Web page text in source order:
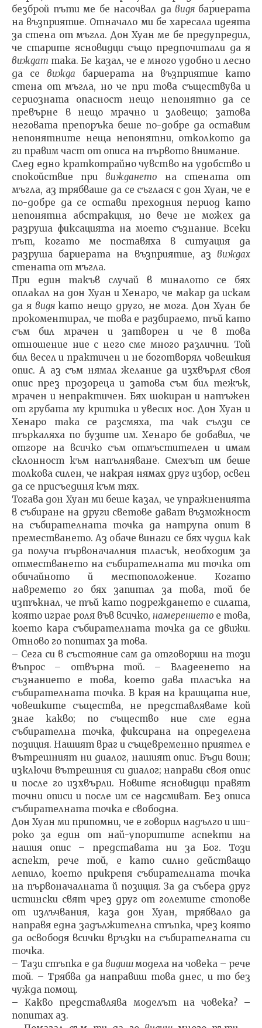
безброй пъти ме бе насочвал давидя бариерата
на възп­риятие. Отначало ми бе харесала идеята
за стена от мъг­ла. Дон Хуан ме бе предупредил,
че старите ясновидци също предпочитали да я
виждат така. Бе казал, че е много удобно и лесно
да севижда бариерата на възпри­ятие като
стена от мъгла, но че при това съществува и
се­риозната опасност нещо непонятно да се
превърне в нещо мрачно и зловещо; затова
неговата препоръка беше по-добре да оставим
непонятните неща непонят­ни, отколкото да
ги правим част от описа на първото внимание.
След едно краткотрайно чувство на удобство и
спо­койствие привиждането на стената от
мъгла, аз трябва­ше да се съглася с дон Хуан, че е
по-добре да се остави преходния период като
непонятна абстракция, но вече не можех да
разруша фиксацията на моето съзнание. Всеки
път, когато ме поставяха в ситуация да
разруша бариерата на възприятие, аз виждах
стената от мъгла.
При един такъв случай в миналото се бях
оплакал на дон Хуан и Хенаро, че макар да искам
да явидя като нещо друго, не мога. Дон Хуан бе
прокоментирал, че това е разбираемо, тъй като
съм бил мрачен и затворен и че в това
отношение ние с него сме много различни. Той
бил весел и практичен и не боготворял човешкия
опис. А аз съм нямал желание да изхвърля своя
опис през прозореца и затова съм бил тежък,
мрачен и неп­рактичен. Бях шокиран и натъжен
от грубата му критика и увесих нос. Дон Хуан и
Хенаро така се разсмяха, та чак сълзи се
търкаляха по бузите им. Хенаро бе добавил, че
отгоре на всичко съм отмъсти­телен и имам
склонност към напълняване. Смехът им беше
толкова силен, че накрая нямах друг избор, освен
да се присъединя към тях.
Тогава дон Хуан ми беше казал, че упражненията
в събиране на други светове дават възможност
на събира­телната точка да натрупа опит в
преместването. Аз обаче винаги се бях чудил как
да получа първоначалния тласък, необходим за
отместването на събирателната ми точка от
обичайното й местоположение. Когато
навремето го бях запитал за това, той бе
изтъкнал, че тъй като подреж­дането е силата,
която играе роля във всичко, намерени­ето е това,
което кара събирателната точка да се движи.
Отново го попитах за това.
– Сега си в състояние сам да отговориш на този
въп­рос – отвърна той. – Владеенето на
съзнанието е това, което дава тласъка на
събирателната точка. В края на краищата ние,
човешките същества, не представляваме кой
знае какво; по същество ние сме една
събирателна точка, фиксирана на определена
позиция. Нашият враг и същевременно приятел е
вътрешният ни диалог, на­шият опис. Бъди воин;
изключи вътрешния си диалог; направи своя опис
и после го изхвърли. Новите ясно­видци правят
точни описи и после им се надсмиват. Без описа
събирателната точка е свободна.
Дон Хуан ми припомни, че е говорил надълго и ши­
роко за един от най-упоритите аспекти на
нашия опис – представата ни за Бог. Този
аспект, рече той, е като силно действащо
лепило, което прикрепя събирателната точка
на първоначалната й позиция. За да събера друг
истински свят чрез друг от големите стопове
от излъчва­ния, каза дон Хуан, трябвало да
направя една задължи­телна стъпка, чрез която
да освободя всички връзки на събирателната си
точка.
– Тази стъпка е да видиш модела на човека – рече
той. – Трябва да направиш това днес, и то без
чужда помощ.
– Какво представлява моделът на човека? –
попитах аз.